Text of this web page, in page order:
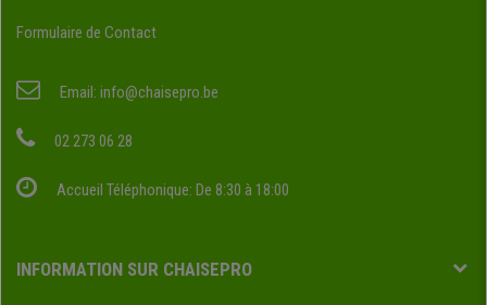
Formulaire de Contact
Email: info@chaisepro.be
02 273 06 28
Accueil Téléphonique: De 8:30 à 18:00
INFORMATION SUR CHAISEPRO